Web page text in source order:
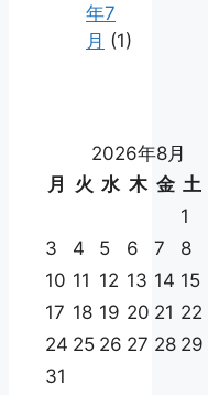
年7
月 (1)
2026年8月
月
火 水 木 金 土
1
3
4 5 6 7 8
10 11 12 13 14 15
17 18 19 20 21 22
24 25 26 27 28 29
31